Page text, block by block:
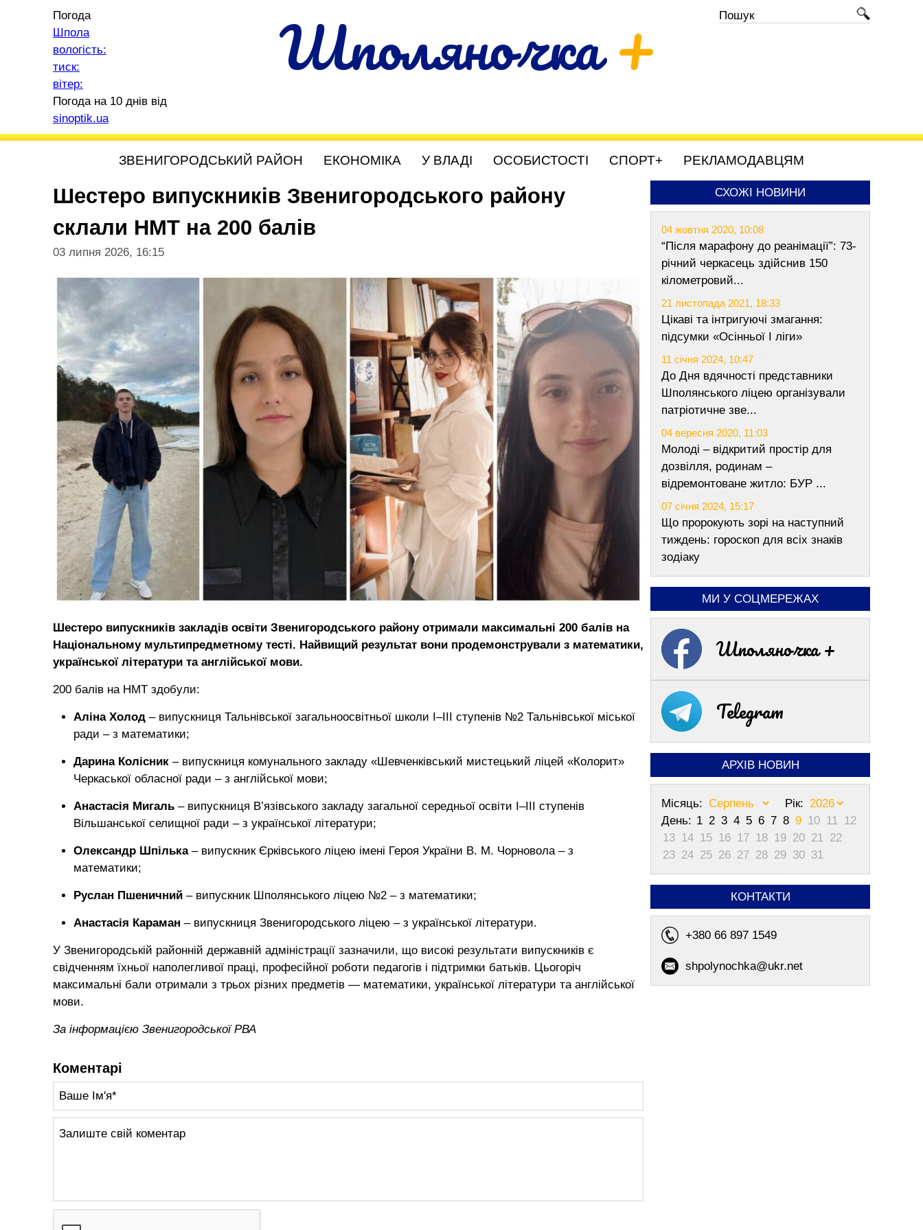
Шполяночка+
Погода
Шпола
вологість:
тиск:
вітер:
Погода на 10 днів від
sinoptik.ua
ЗВЕНИГОРОДСЬКИЙ РАЙОН ЕКОНОМІКА У ВЛАДІ ОСОБИСТОСТІ СПОРТ+ РЕКЛАМОДАВЦЯМ
Шестеро випускників Звенигородського району
склали НМТ на 200 балів
03 липня 2026, 16:15
Шестеро випускників закладів освіти Звенигородського району отримали максимальні 200 балів на
Національному мультипредметному тесті. Найвищий результат вони продемонстрували з математики,
української літератури та англійської мови.
200 балів на НМТ здобули:
Аліна Холод – випускниця Тальнівської загальноосвітньої школи І–ІІІ ступенів №2 Тальнівської міської
ради – з математики;
Дарина Колісник – випускниця комунального закладу «Шевченківський мистецький ліцей «Колорит»
Черкаської обласної ради – з англійської мови;
Анастасія Мигаль – випускниця В’язівського закладу загальної середньої освіти І–ІІІ ступенів
Вільшанської селищної ради – з української літератури;
Олександр Шпілька– випускник Єрківського ліцею імені Героя України В. М. Чорновола – з
математики;
Руслан Пшеничний – випускник Шполянського ліцею №2 – з математики;
Анастасія Караман – випускниця Звенигородського ліцею – з української літератури.
У Звенигородській районній державній адміністрації зазначили, що високі результати випускників є
свідченням їхньої наполегливої праці, професійної роботи педагогів і підтримки батьків. Цьогоріч
максимальні бали отримали з трьох різних предметів — математики, української літератури та англійської
мови.
За інформацією Звенигородської РВА
Коментарі
СХОЖІ НОВИНИ
04 жовтня 2020, 10:08
“Після марафону до реанімації”: 73-
річний черкасець здійснив 150
кілометровий...
21 листопада 2021, 18:33
Цікаві та інтригуючі змагання:
підсумки «Осінньої І ліги»
11 січня 2024, 10:47
До Дня вдячності представники
Шполянського ліцею організували
патріотичне зве...
04 вересня 2020, 11:03
Молоді – відкритий простір для
дозвілля, родинам –
відремонтоване житло: БУР ...
07 січня 2024, 15:17
Що пророкують зорі на наступний
тиждень: гороскоп для всіх знаків
зодіаку
МИ У СОЦМЕРЕЖАХ
Шполяночка +
Telegram
АРХІВ НОВИН
Місяць:
Рік:
День: 1 2 3 4 5 6 7 8 9 10 11 12
13 14 15 16 17 18 19 20 21 22
23 24 25 26 27 28 29 30 31
КОНТАКТИ
+380 66 897 1549
shpolynochka@ukr.net